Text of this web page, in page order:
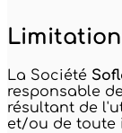
La Société
responsable
résultant de
et/ou de toute